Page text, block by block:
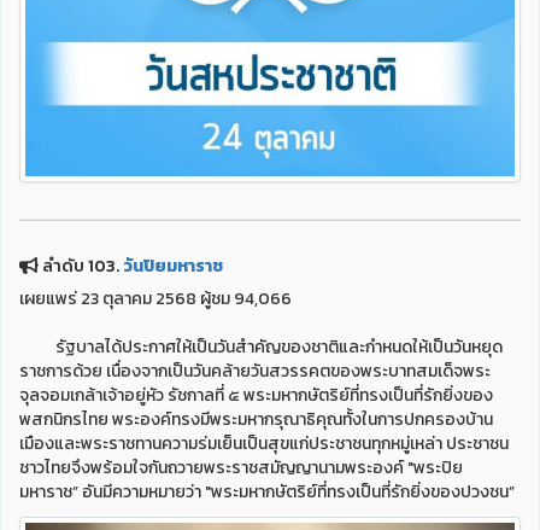
ลำดับ 103.วันปิยมหาราช
เผยแพร่ 23 ตุลาคม 2568 ผู้ชม 94,066
รัฐบาลได้ประกาศให้เป็นวันสำคัญของชาติและกำหนดให้เป็นวันหยุด
ราชการด้วย เนื่องจากเป็นวันคล้ายวันสวรรคตของพระบาทสมเด็จพระ
จุลจอมเกล้าเจ้าอยู่หัว รัชกาลที่ ๕ พระมหากษัตริย์ที่ทรงเป็นที่รักยิ่งของ
พสกนิกรไทย พระองค์ทรงมีพระมหากรุณาธิคุณทั้งในการปกครองบ้าน
เมืองและพระราชทานความร่มเย็นเป็นสุขแก่ประชาชนทุกหมู่เหล่า ประชาชน
ชาวไทยจึงพร้อมใจกันถวายพระราชสมัญญานามพระองค์ "พระปิย
มหาราช” อันมีความหมายว่า "พระมหากษัตริย์ที่ทรงเป็นที่รักยิ่งของปวงชน”